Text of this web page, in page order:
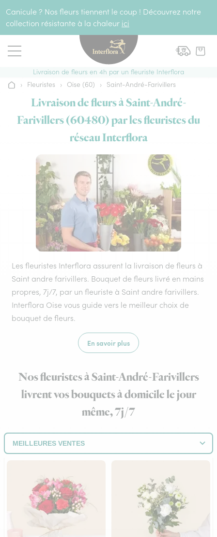
Canicule ? Nos fleurs tiennent le coup ! Découvrez notre
collection résistante à la chaleur ici
Livraison de fleurs en 4h par un fleuriste Interflora
Accueil
› Fleuristes › Oise (60) › Saint-André-Farivillers
Livraison de fleurs à Saint-André-
Farivillers (60480) par les fleuristes du
réseau Interflora
Les fleuristes Interflora assurent la livraison de fleurs à
Saint andre farivillers. Bouquet de fleurs livré en mains
propres, 7j/7, par un fleuriste à Saint andre farivillers.
Interflora Oise vous guide vers le meilleur choix de
bouquet de fleurs.
En savoir plus
Nos fleuristes à Saint-André-Farivillers
livrent vos bouquets à domicile le jour
même, 7j/7